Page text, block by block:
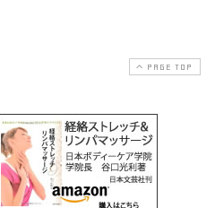
PAGE TOP